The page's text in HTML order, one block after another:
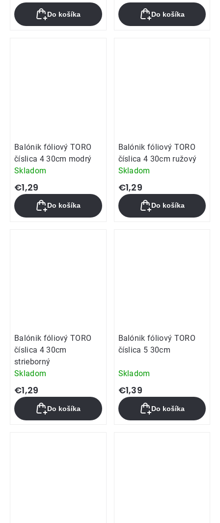
Do košíka Do košíka
Balónik fóliový TORO
číslica 4 30cm modrý
Skladom
€1,29
Do košíka
Balónik fóliový TORO
číslica 4 30cm ružový
Skladom
€1,29
Do košíka
Balónik fóliový TORO
číslica 4 30cm
strieborný
Skladom
€1,29
Do košíka
Balónik fóliový TORO
číslica 5 30cm
Skladom
€1,39
Do košíka